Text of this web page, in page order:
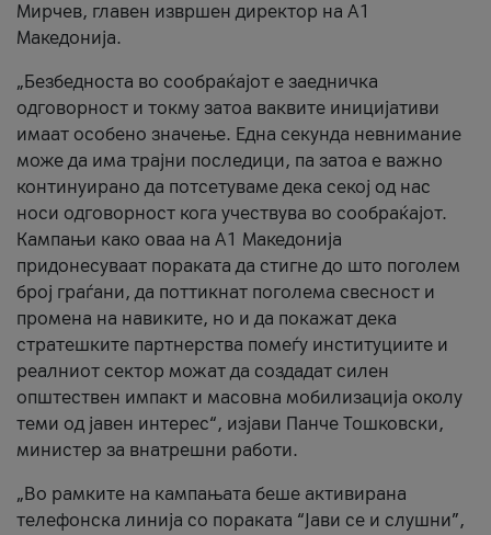
Мирчев, главен извршен директор на А1
Македонија.
„Безбедноста во сообраќајот е заедничка
одговорност и токму затоа ваквите иницијативи
имаат особено значење. Една секунда невнимание
може да има трајни последици, па затоа е важно
континуирано да потсетуваме дека секој од нас
носи одговорност кога учествува во сообраќајот.
Кампањи како оваа на A1 Македонија
придонесуваат пораката да стигне до што поголем
број граѓани, да поттикнат поголема свесност и
промена на навиките, но и да покажат дека
стратешките партнерства помеѓу институциите и
реалниот сектор можат да создадат силен
општествен импакт и масовна мобилизација околу
теми од јавен интерес“, изјави Панче Тошковски,
министер за внатрешни работи.
„Во рамките на кампањата беше активирана
телефонска линија со пораката “Јави се и слушни”,